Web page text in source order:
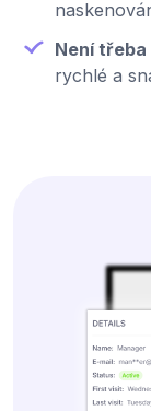
Není
rychlé a